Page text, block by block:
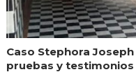
Caso Stephora
pruebas y testimonios